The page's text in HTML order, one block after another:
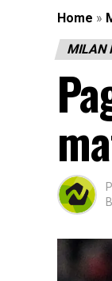
Home »
MILAN